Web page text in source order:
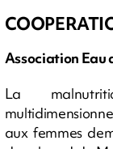
Association Eau
La
aux femmes